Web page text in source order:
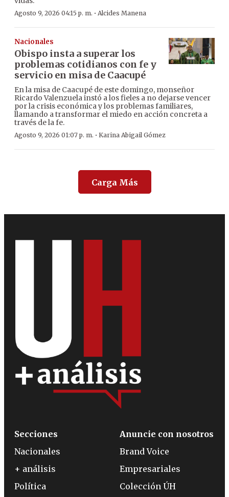
Agosto 9, 2026 04:15 p. m. · Alcides Manena
Nacionales
Obispo insta a superar los
problemas cotidianos con fe y
servicio en misa de Caacupé
En la misa de Caacupé de este domingo, monseñor
Ricardo Valenzuela instó a los fieles a no dejarse vencer
por la crisis económica y los problemas familiares,
llamando a transformar el miedo en acción concreta a
través de la fe.
Agosto 9, 2026 01:07 p. m. · Karina Abigail Gómez
Carga Más
Secciones
Nacionales
+ análisis
Política
Anuncie con nosotros
Brand Voice
Empresariales
Colección ÚH